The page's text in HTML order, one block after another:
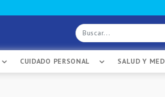
CUIDADO PERSONAL SALUD Y